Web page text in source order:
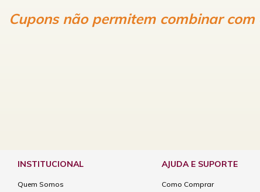
Cupons não permitem combinar
INSTITUCIONAL
Quem Somos
AJUDA E SUPORTE
Como Comprar